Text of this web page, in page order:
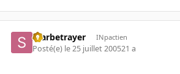
Starbetrayer INpactien
Posté(e) le 25 juillet 200521 a